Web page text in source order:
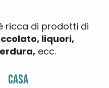
Casa
ricca di prodotti di
liquori,
ecc.